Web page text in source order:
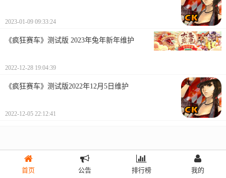
2023-01-09 09:33:24
《疯狂赛车》测试版 2023年兔年新年维护
2022-12-28 19:04:39
《疯狂赛车》测试版2022年12月5日维护
2022-12-05 22:12:41
首页 公告 排行榜 我的